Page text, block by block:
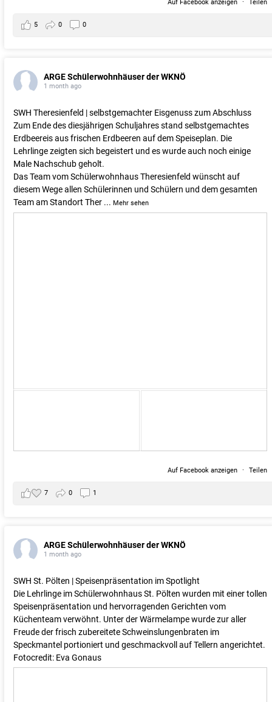
Auf Facebook anzeigen · Teilen
5 0 0
ARGE Schülerwohnhäuser der WKNÖ
1 month ago
SWH Theresienfeld | selbstgemachter Eisgenuss zum Abschluss
Zum Ende des diesjährigen Schuljahres stand selbstgemachtes
Erdbeereis aus frischen Erdbeeren auf dem Speiseplan. Die
Lehrlinge zeigten sich begeistert und es wurde auch noch einige
Male Nachschub geholt.
Das Team vom Schülerwohnhaus Theresienfeld wünscht auf
diesem Wege allen Schülerinnen und Schülern und dem gesamten
Team am Standort Ther ... Mehr sehen
Auf Facebook anzeigen · Teilen
7 0 1
ARGE Schülerwohnhäuser der WKNÖ
1 month ago
SWH St. Pölten | Speisenpräsentation im Spotlight
Die Lehrlinge im Schülerwohnhaus St. Pölten wurden mit einer tollen
Speisenpräsentation und hervorragenden Gerichten vom
Küchenteam verwöhnt. Unter der Wärmelampe wurde zur aller
Freude der frisch zubereitete Schweinslungenbraten im
Speckmantel portioniert und geschmackvoll auf Tellern angerichtet.
Fotocredit: Eva Gonaus